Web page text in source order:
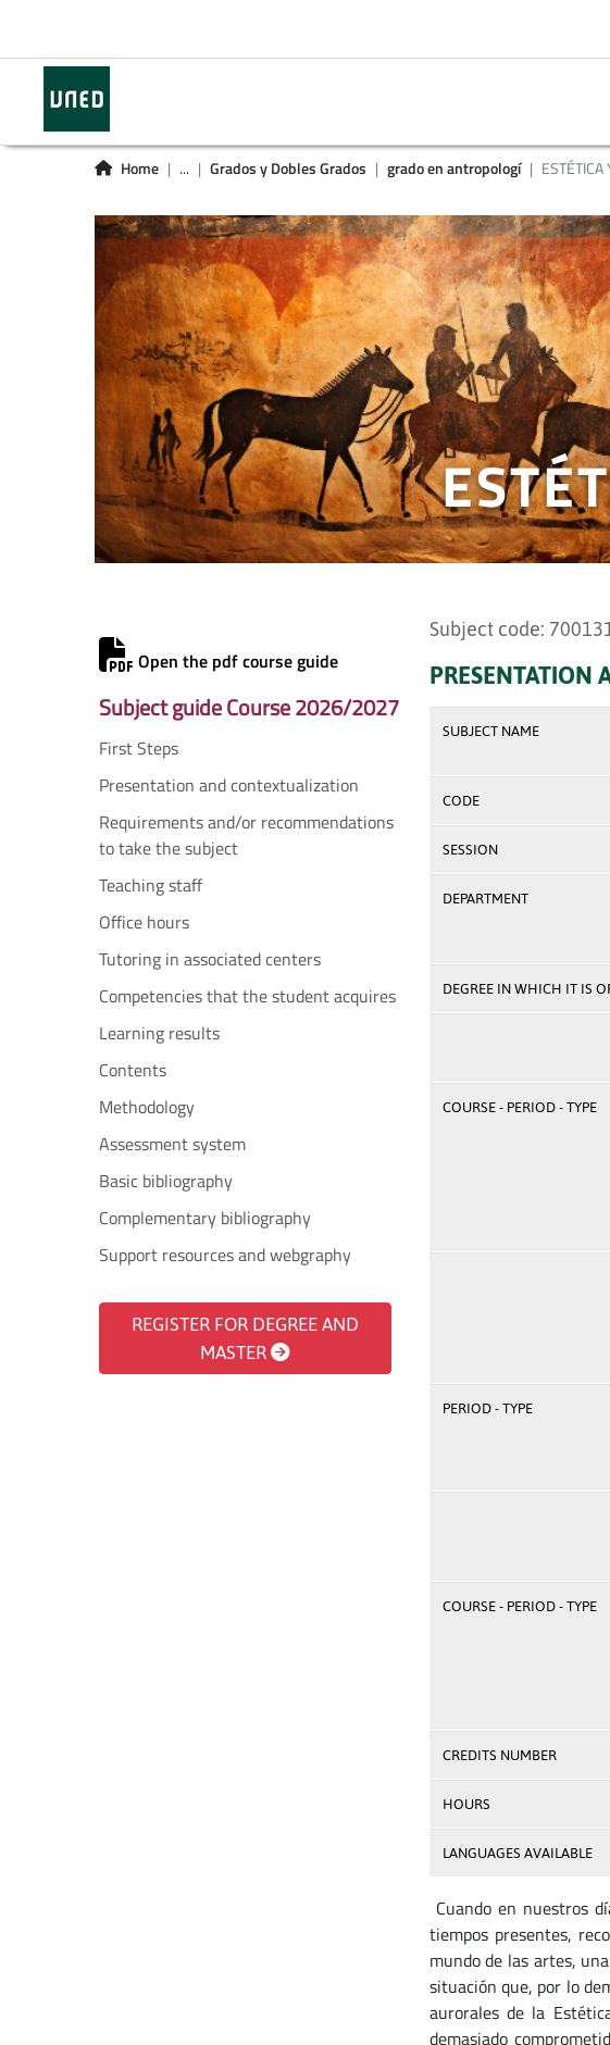
Home ... Grados y Dobles Grados grado en antropologí
Open the pdf course guide
Subject guide Course 2026/2027
First Steps
Presentation and contextualization
Requirements and/or recommendations
to take the subject
Teaching staff
Office hours
Tutoring in associated centers
Competencies that the student acquires
Learning results
Contents
Methodology
Assessment system
Basic bibliography
Complementary bibliography
Support resources and webgraphy
REGISTER FOR DEGREE AND
MASTER
Subject code:
PRESENTATION
SUBJECT NAME
CODE
SESSION
DEPARTMENT
DEGREE IN WHICH IT IS
COURSE - PERIOD - TYPE
PERIOD - TYPE
COURSE - PERIOD - TYPE
CREDITS NUMBER
HOURS
LANGUAGES AVAILABLE
Cuando en nuestros
tiempos presentes,
mundo de las artes,
situación que, por lo
aurorales de la
demasiado